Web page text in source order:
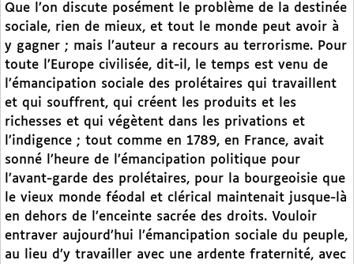
Que l’on discute posément le problème de la destinée
sociale, rien de mieux, et tout le monde peut avoir à
y gagner ; mais l’auteur a recours au terrorisme. Pour
toute l’Europe civilisée, dit-il, le temps est venu de
l’émancipation sociale des prolétaires qui travaillent
et qui souffrent, qui créent les produits et les
richesses et qui végètent dans les privations et
l’indigence ; tout comme en 1789, en France, avait
sonné l’heure de l’émancipation politique pour
l’avant-garde des prolétaires, pour la bourgeoisie que
le vieux monde féodal et clérical maintenait jusque-là
en dehors de l’enceinte sacrée des droits. Vouloir
entraver aujourd’hui l’émancipation sociale du peuple,
au lieu d’y travailler avec une ardente fraternité, avec